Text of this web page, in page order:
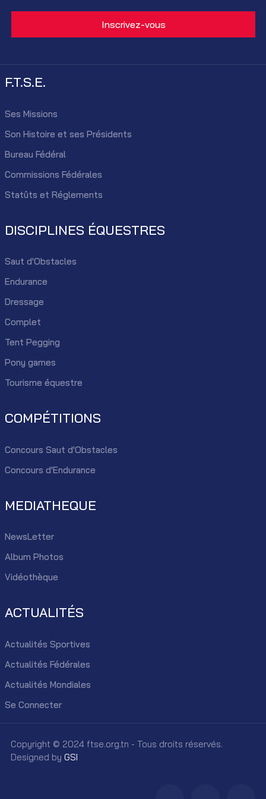
F.T.S.E.
Ses Missions
Son Histoire et ses Présidents
Bureau Fédéral
Commissions Fédérales
Statûts et Réglements
DISCIPLINES ÉQUESTRES
Saut d'Obstacles
Endurance
Dressage
Complet
Tent Pegging
Pony games
Tourisme équestre
COMPÉTITIONS
Concours Saut d'Obstacles
Concours d'Endurance
MEDIATHEQUE
NewsLetter
Album Photos
Vidéothèque
ACTUALITÉS
Actualités Sportives
Actualités Fédérales
Actualités Mondiales
Se Connecter
Copyright © 2024 ftse.org.tn - Tous droits réservés.
Designed by GSI